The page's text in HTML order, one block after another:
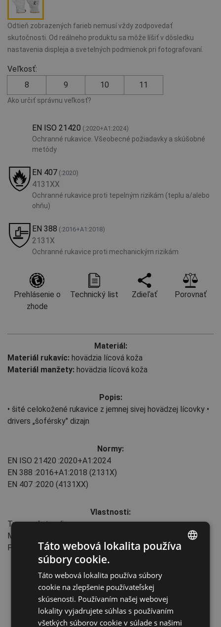
Odtieň zobrazených farieb nemusí vždy zodpovedať
skutočnosti. Od reálneho produktu sa môže líšiť v dôsledku
nastavenia displeja a svetelných podmienok pri fotografovaní.
Veľkosť:
8
9 10 11
Ako určiť správnu veľkosť?
EN ISO 21420 (:2020+A1:2024)
Ochranné rukavice. Všeobecné požiadavky a skúšobné
metódy
EN 407 (:2020)
4131XX
Ochranné rukavice proti tepelným rizikám (teplu a/alebo
ohňu)
EN 388 (:2016+A1:2018)
2131X
Ochranné rukavice proti mechanickým rizikám
Prehlásenie o
zhode
Technický list Zdieľať Porovnať
Materiál:
Materiál rukavíc: hovädzia lícová koža
Materiál manžety: hovädzia lícová koža
Popis:
• šité celokožené rukavice z jemnej sivej hovädzej lícovky •
drivers „šoférsky" dizajn
Normy:
EN ISO 21420 :2020+A1:2024
EN 388 :2016+A1:2018 (2131X)
EN 407 :2020 (4131XX)
Vlastnosti:
Typ manžety: slip-on
Maloobchodné balenie
Priemysel: Strojárstvo
CZECH
SLOVAK
Táto webová lokalita používa
súbory cookie.
Táto webová lokalita používa súbory
cookie na zlepšenie používateľskej
skúsenosti. Používaním našej webovej
lokality vyjadrujete súhlas s používaním
všetkých súborov cookie v súlade s našimi